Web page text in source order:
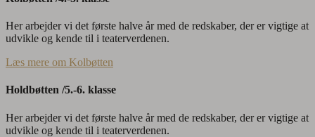
Her arbejder vi det første halve år med de redskaber, der er vigtige at
udvikle og kende til i teaterverdenen.
Læs mere om Kolbøtten
Holdbøtten /5.-6. klasse
Her arbejder vi det første halve år med de redskaber, der er vigtige at
udvikle og kende til i teaterverdenen.